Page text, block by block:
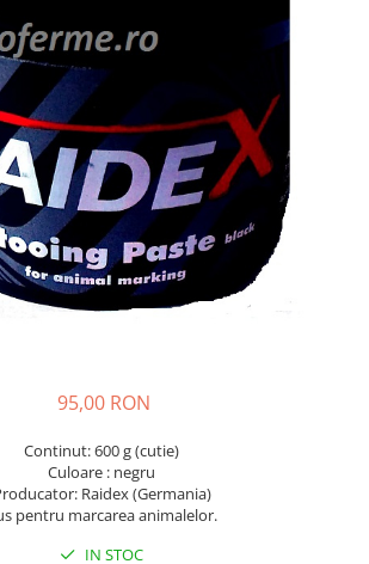
95,00 RON
Continut: 600 g (cutie)
Culoare : negru
Raidex (Germania)
pentru marcarea animalelor.
IN STOC